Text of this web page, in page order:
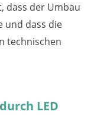
dass der Umbau
und dass die
technischen
LED